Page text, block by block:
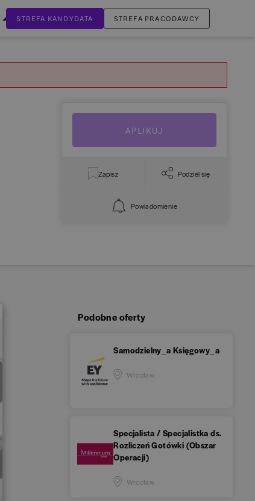
STREFA KANDYDATA STREFA PRACODAWCY
APLIKUJ
Zapisz Podziel się
Powiadomienie
Podobne oferty
Samodzielny_a Księgowy_a
Wrocław
Specjalista / Specjalistka ds.
Rozliczeń Gotówki (Obszar
Operacji)
Wrocław